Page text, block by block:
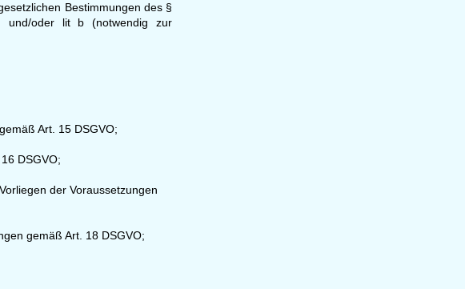
Bestimmungen des §
oder lit b (notwendig zur
Art. 15 DSGVO;
DSGVO;
der Voraussetzungen
gemäß Art. 18 DSGVO;